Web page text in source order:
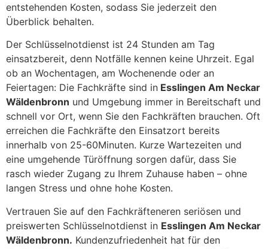
entstehenden Kosten, sodass Sie jederzeit den
Überblick behalten.
Der Schlüsselnotdienst ist 24 Stunden am Tag
einsatzbereit, denn Notfälle kennen keine Uhrzeit. Egal
ob an Wochentagen, am Wochenende oder an
Feiertagen: Die Fachkräfte sind in Esslingen Am Neckar
Wäldenbronn und Umgebung immer in Bereitschaft und
schnell vor Ort, wenn Sie den Fachkräften brauchen. Oft
erreichen die Fachkräfte den Einsatzort bereits
innerhalb von 25-60Minuten. Kurze Wartezeiten und
eine umgehende Türöffnung sorgen dafür, dass Sie
rasch wieder Zugang zu Ihrem Zuhause haben – ohne
langen Stress und ohne hohe Kosten.
Vertrauen Sie auf den Fachkräfteneren seriösen und
preiswerten Schlüsselnotdienst in Esslingen Am Neckar
Wäldenbronn. Kundenzufriedenheit hat für den